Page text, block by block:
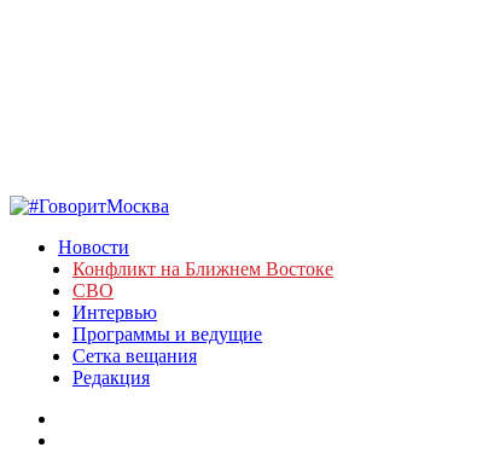
Новости
Конфликт на Ближнем Востоке
СВО
Интервью
Программы и ведущие
Сетка вещания
Редакция